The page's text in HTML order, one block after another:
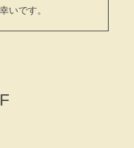
いです。